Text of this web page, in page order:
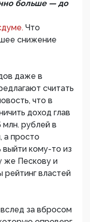
больше — до
Что
снижение
даже в
считать
что в
доход глав
млн. рублей в
а просто
кому-то из
же Пескову и
рейтинг властей
за вбросом